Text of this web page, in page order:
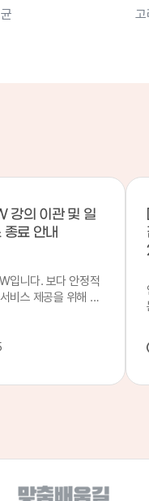
고
의 이관 및 일
종료 안내
입니다. 보다 안정적
비스 제공을 위해 강
니, 이용에 참고하
작업으로 인해 일부
료 강의 목록은 아래